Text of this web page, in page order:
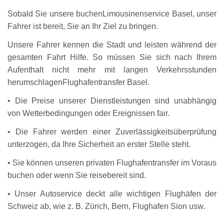
Sobald Sie unsere buchenLimousinenservice Basel, unser
Fahrer ist bereit, Sie an Ihr Ziel zu bringen.
Unsere Fahrer kennen die Stadt und leisten während der
gesamten Fahrt Hilfe. So müssen Sie sich nach Ihrem
Aufenthalt nicht mehr mit langen Verkehrsstunden
herumschlagenFlughafentransfer Basel.
• Die Preise unserer Dienstleistungen sind unabhängig
von Wetterbedingungen oder Ereignissen fair.
• Die Fahrer werden einer Zuverlässigkeitsüberprüfung
unterzogen, da Ihre Sicherheit an erster Stelle steht.
• Sie können unseren privaten Flughafentransfer im Voraus
buchen oder wenn Sie reisebereit sind.
• Unser Autoservice deckt alle wichtigen Flughäfen der
Schweiz ab, wie z. B. Zürich, Bern, Flughafen Sion usw.